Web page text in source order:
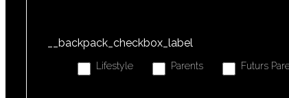
__backpack_checkbox_label
Lifestyle Parents Futurs